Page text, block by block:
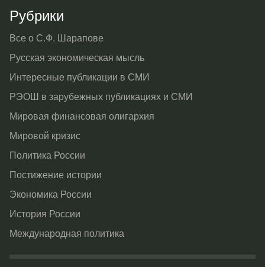
Рубрики
Все о С.Ф. Шарапове
Русская экономическая мысль
Интересные публикации в СМИ
РЭОШ в зарубежных публикациях и СМИ
Мировая финансовая олигархия
Мировой кризис
Политика России
Постижение истории
Экономика России
История России
Международная политика